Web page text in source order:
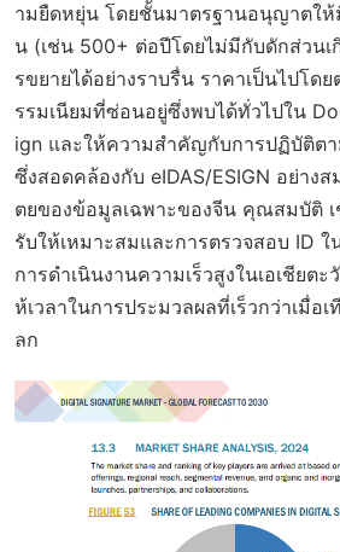
ามยืดหยุ่น โดยชั้นมาตรฐานอนุญาตใ
น (เช่น 500+ ต่อปีโดยไม่มีกับดักส่วนเ
รขยายได้อย่างราบรื่น ราคาเป็นไปโด
รรมเนียมที่ซ่อนอยู่ซึ่งพบได้ทั่วไปใน
ign และให้ความสำคัญกับการปฏิบัติต
ซึ่งสอดคล้องกับ eIDAS/ESIGN อย่าง
ตยของข้อมูลเฉพาะของจีน คุณสมบัติ
รับให้เหมาะสมและการตรวจสอบ ID
การดำเนินงานความเร็วสูงในเอเชียต
ห้เวลาในการประมวลผลที่เร็วกว่าเมื่อ
ลก